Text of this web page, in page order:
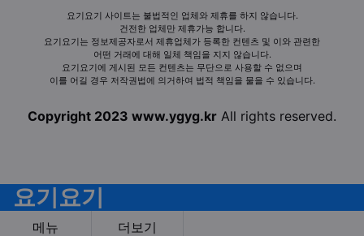
요기요기 사이트는 불법적인 업체와 제휴를 하지 않습니다.
건전한 업체만 제휴가능 합니다.
요기요기는 정보제공자로서 제휴업체가 등록한 컨텐츠 및 이와 관련한
어떤 거래에 대해 일체 책임을 지지 않습니다.
요기요기에 게시된 모든 컨텐츠는 무단으로 사용할 수 없으며
이를 어길 경우 저작권법에 의거하여 법적 책임을 물을 수 있습니다.
Copyright 2023 www.ygyg.kr All rights reserved.
요기요기
메뉴
더보기